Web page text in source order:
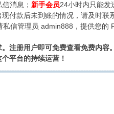
消息； 新手会员24小时内只能发
付款后未到账的情况，请及时联
信管理员 admin888，提供您的
。注册用户即可免费查看免费内
平台的持续运营！